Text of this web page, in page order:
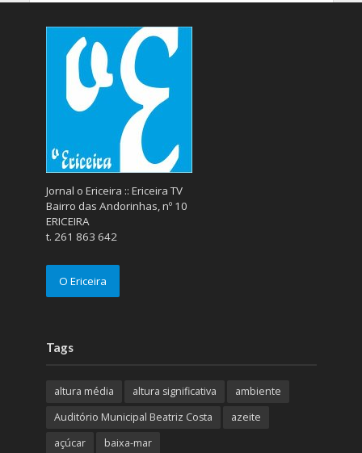
Jornal o Ericeira :: Ericeira TV
Bairro das Andorinhas, nº 10
ERICEIRA
t. 261 863 642
O Ericeira
Tags
altura média altura significativa
ambiente
Auditório Municipal Beatriz Costa
azeite
açúcar
baixa-mar